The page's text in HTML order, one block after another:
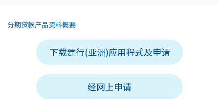
分期贷款产品资料概要
下载建行(亚洲)应用程式及申请
经网上申请